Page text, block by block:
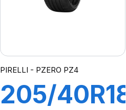
PIRELLI - PZERO PZ4
205/40R18